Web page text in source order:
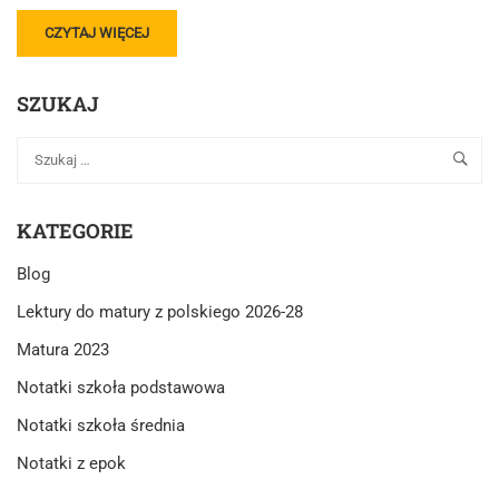
READ
MORE
POEZJA
CZYTAJ WIĘCEJ
SZUKAJ
KATEGORIE
Blog
Lektury do matury z polskiego 2026-28
Matura 2023
Notatki szkoła podstawowa
Notatki szkoła średnia
Notatki z epok